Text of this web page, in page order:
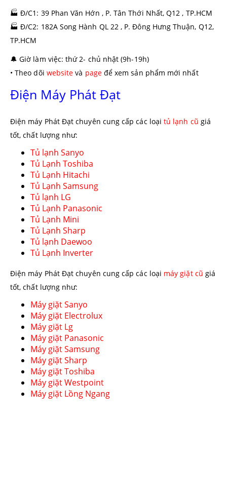
🏭 Đ/C1: 39 Phan Văn Hớn , P. Tân Thới Nhất, Q12 , TP.HCM
🏭 Đ/C2: 182A Song Hành QL 22 , P. Đông Hưng Thuận, Q12,
TP.HCM
🔔 Giờ làm việc: thứ 2- chủ nhật (9h-19h)
• Theo dõi website và pageđể xem sản phẩm mới nhất
Điện Máy Phát Đạt
Điện máy Phát Đạt chuyên cung cấp các loạitủ lạnh cũ giá
tốt, chất lượng như:
Tủ lạnh Sanyo
Tủ Lạnh Toshiba
Tủ Lạnh Hitachi
Tủ Lạnh Samsung
Tủ lạnh LG
Tủ Lạnh Panasonic
Tủ Lạnh Mini
Tủ Lạnh Sharp
Tủ lạnh Daewoo
Tủ Lạnh Inverter
Điện máy Phát Đạt chuyên cung cấp các loại máy giặt cũ giá
tốt, chất lượng như:
Máy giặt Sanyo
Máy giặt Electrolux
Máy giặt Lg
Máy giặt Panasonic
Máy giặt Samsung
Máy giặt Sharp
Máy giặt Toshiba
Máy giặt Westpoint
Máy giặt Lồng Ngang